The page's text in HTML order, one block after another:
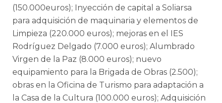
(150.000euros); Inyección de capital a Soliarsa
para adquisición de maquinaria y elementos de
Limpieza (220.000 euros); mejoras en el IES
Rodríguez Delgado (7.000 euros); Alumbrado
Virgen de la Paz (8.000 euros); nuevo
equipamiento para la Brigada de Obras (2.500);
obras en la Oficina de Turismo para adaptación a
la Casa de la Cultura (100.000 euros); Adquisición